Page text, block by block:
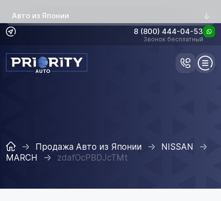
Авто из Японии
8 (800) 444-04-53
Звонок бесплатный
Продажа Авто из Японии
NISSAN
MARCH
zdafOcPBDJcTMt